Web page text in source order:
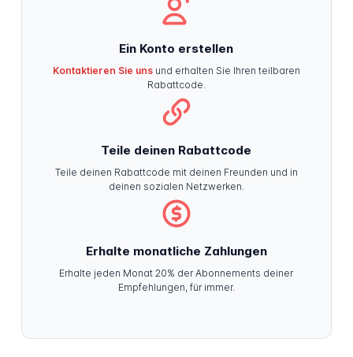
Ein Konto erstellen
Kontaktieren Sie unsund erhalten Sie Ihren teilbaren
Rabattcode.
Teile deinen Rabattcode
Teile deinen Rabattcode mit deinen Freunden und in
deinen sozialen Netzwerken.
Erhalte monatliche Zahlungen
Erhalte jeden Monat 20% der Abonnements deiner
Empfehlungen, für immer.